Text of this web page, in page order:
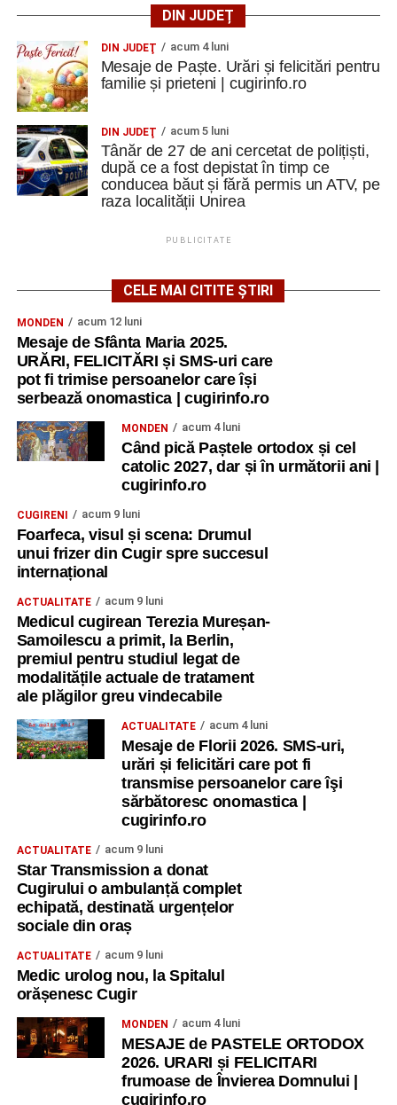
DIN JUDEȚ
DIN JUDEŢ acum 4 luni
Mesaje de Paște. Urări și felicitări pentru
familie și prieteni | cugirinfo.ro
DIN JUDEŢ acum 5 luni
Tânăr de 27 de ani cercetat de polițiști,
după ce a fost depistat în timp ce
conducea băut și fără permis un ATV, pe
raza localității Unirea
PUBLICITATE
CELE MAI CITITE ȘTIRI
MONDEN acum 12 luni
Mesaje de Sfânta Maria 2025.
URĂRI, FELICITĂRI și SMS-uri care
pot fi trimise persoanelor care își
serbează onomastica | cugirinfo.ro
MONDEN acum 4 luni
Când pică Paștele ortodox și cel
catolic 2027, dar și în următorii ani |
cugirinfo.ro
CUGIRENI acum 9 luni
Foarfeca, visul și scena: Drumul
unui frizer din Cugir spre succesul
internațional
ACTUALITATE acum 9 luni
Medicul cugirean Terezia Mureșan-
Samoilescu a primit, la Berlin,
premiul pentru studiul legat de
modalitățile actuale de tratament
ale plăgilor greu vindecabile
ACTUALITATE acum 4 luni
Mesaje de Florii 2026. SMS-uri,
urări și felicitări care pot fi
transmise persoanelor care îşi
sărbătoresc onomastica |
cugirinfo.ro
ACTUALITATE acum 9 luni
Star Transmission a donat
Cugirului o ambulanță complet
echipată, destinată urgențelor
sociale din oraș
ACTUALITATE acum 9 luni
Medic urolog nou, la Spitalul
orășenesc Cugir
MONDEN acum 4 luni
MESAJE de PASTELE ORTODOX
2026. URARI și FELICITARI
frumoase de Învierea Domnului |
cugirinfo.ro